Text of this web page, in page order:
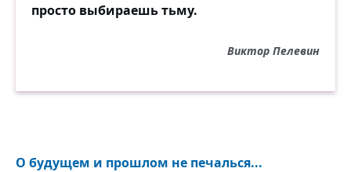
просто выбираешь тьму.
Виктор Пелевин
О будущем и прошлом не печалься...